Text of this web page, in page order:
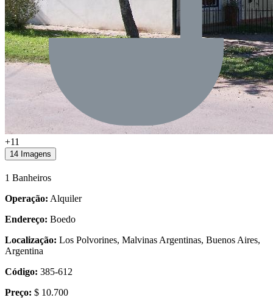
+11
14 Imagens
1 Banheiros
Operação: Alquiler
Endereço: Boedo
Localização: Los Polvorines, Malvinas Argentinas, Buenos Aires,
Argentina
Código: 385-612
Preço: $ 10.700